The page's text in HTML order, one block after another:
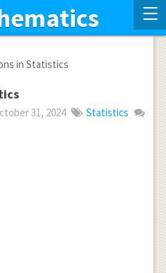
in Statistics
31, 2024
Statistics